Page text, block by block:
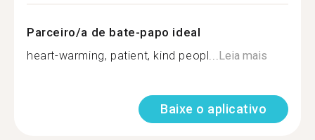
Parceiro/a de bate-papo ideal
heart-warming, patient, kind peopl...Leia mais
Baixe o aplicativo